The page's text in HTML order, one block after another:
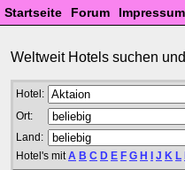
Startseite Forum Impressum
Weltweit Hotels suchen
Hotel:
Ort:
Land:
Hotel's mitA B C D E F G H J K L